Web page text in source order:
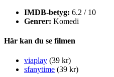
IMDB-betyg: 6.2 / 10
Genrer: Komedi
Här kan du se filmen
viaplay (39 kr)
sfanytime (39 kr)